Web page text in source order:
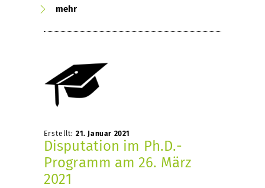
mehr
Erstellt: 21. Januar 2021
Disputation im Ph.D.-
Programm am 26. März
2021